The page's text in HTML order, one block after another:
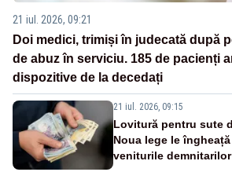
21 iul. 2026, 09:21
Doi medici, trimiși în judecată după
de abuz în serviciu. 185 de pacienți
dispozitive de la decedați
21 iul. 2026, 09:15
Lovitură pentru sute
Noua lege le
veniturile